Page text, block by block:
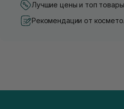
Лучшие цены и топ товары
Рекомендации от